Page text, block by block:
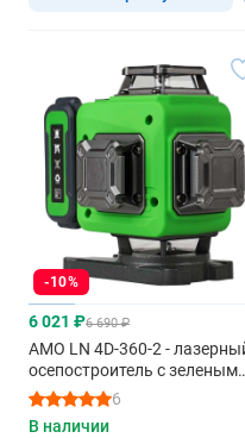
-10%
6 021 ₽6 690 ₽
AMO LN 4D-360-2 -
осепостроитель с зеленым
лучом
6
В наличии